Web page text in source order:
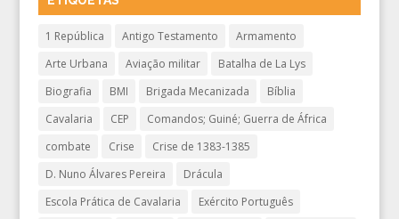
1 República Antigo Testamento
Armamento
Arte Urbana
Aviação militar
Batalha de La Lys
Biografia
BMI Brigada Mecanizada
Bíblia
Cavalaria
CEP
Comandos; Guiné; Guerra de África
combate
Crise
Crise de 1383-1385
D. Nuno Álvares Pereira
Drácula
Escola Prática de Cavalaria
Exército Português